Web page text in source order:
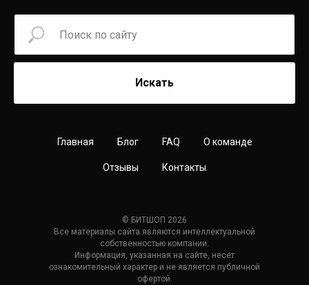
Искать
Главная Блог FAQ О команде
Отзывы Контакты
© БИТШОП 2026
Все материалы сайта являются интеллектуальной
собственностью компании.
Информация, указанная на сайте, несет
ознакомительный характер и не является публичной
офертой.